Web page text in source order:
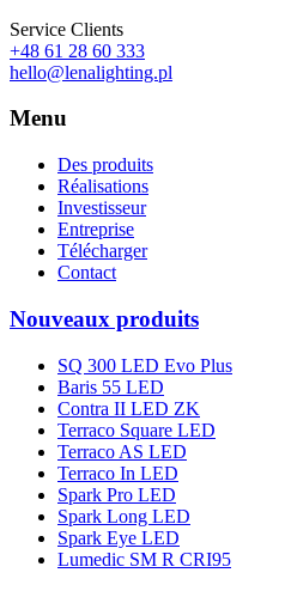
Service Clients
+48 61 28 60 333
hello@lenalighting.pl
Menu
Des produits
Réalisations
Investisseur
Entreprise
Télécharger
Contact
Nouveaux produits
SQ 300 LED Evo Plus
Baris 55 LED
Contra II LED ZK
Terraco Square LED
Terraco AS LED
Terraco In LED
Spark Pro LED
Spark Long LED
Spark Eye LED
Lumedic SM R CRI95